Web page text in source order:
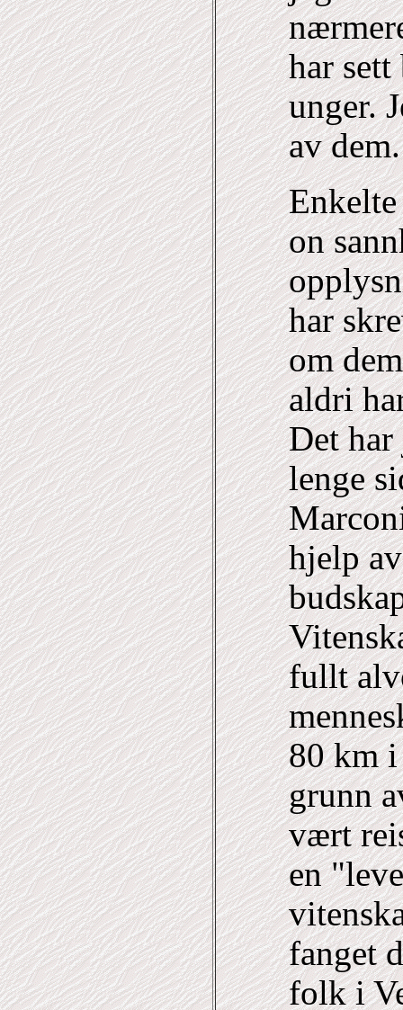
har
unger.
av dem.
on
har
om
aldri
Det
lenge
hjelp
fullt
80 km
grunn
vært
en
fanget
folk i